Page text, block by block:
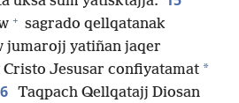
+ sagrado qellqatanak
jumarojj yatiñan jaqer
Jesusar confiyatamat *
Taqpach Qellqatajj Diosan